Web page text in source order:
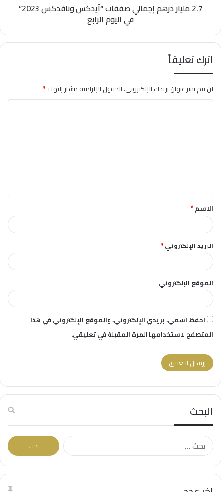
2.7 مليار درهم إجمالي صفقات “آيدكس ونافدكس 2023”
في اليوم الرابع
اترك تعليقاً
لن يتم نشر عنوان بريدك الإلكتروني.الحقول الإلزامية مشار إليها بـ*
ق
*الاسم*
البريد الإلكتروني*
الموقع الإلكتروني
احفظ اسمي، بريدي الإلكتروني، والموقع الإلكتروني في هذا
المتصفح لاستخدامها المرة المقبلة في تعليقي.
البحث
البحث
عن: